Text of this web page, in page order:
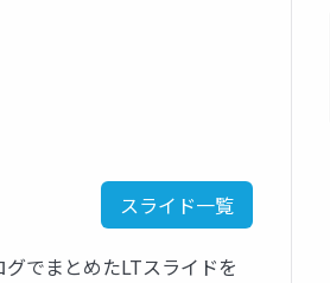
スライド一覧
でまとめたLTスライドを